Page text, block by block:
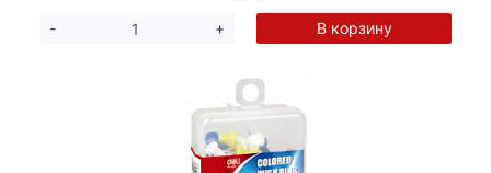
- + В корзину